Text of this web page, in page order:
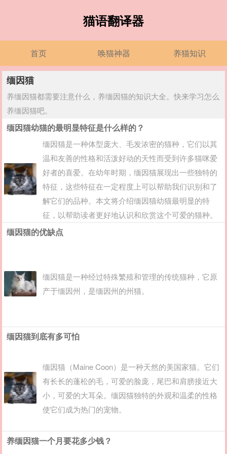
猫语翻译器
首页 唤猫神器 养猫知识
缅因猫
养缅因猫都需要注意什么，养缅因猫的知识大全。快来学习怎么
养缅因猫吧。
缅因猫幼猫的最明显特征是什么样的？
缅因猫是一种体型庞大、毛发浓密的猫种，它们以其
温和友善的性格和活泼好动的天性而受到许多猫咪爱
好者的喜爱。在幼年时期，缅因猫展现出一些独特的
特征，这些特征在一定程度上可以帮助我们识别和了
解它们的品种。本文将介绍缅因猫幼猫最明显的特
征，以帮助读者更好地认识和欣赏这个可爱的猫种。
缅因猫的优缺点
缅因猫是一种经过特殊繁殖和管理的传统猫种，它原
产于缅因州，是缅因州的州猫。
缅因猫到底有多可怕
缅因猫（Maine Coon）是一种天然的美国家猫。它们
有长长的蓬松的毛，可爱的脸庞，尾巴和肩膀接近大
小，可爱的大耳朵。缅因猫独特的外观和温柔的性格
使它们成为热门的宠物。
养缅因猫一个月要花多少钱？